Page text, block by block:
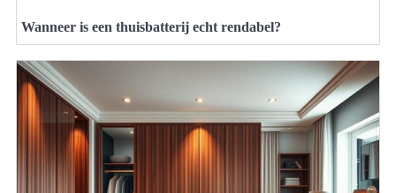
Wanneer is een thuisbatterij echt rendabel?